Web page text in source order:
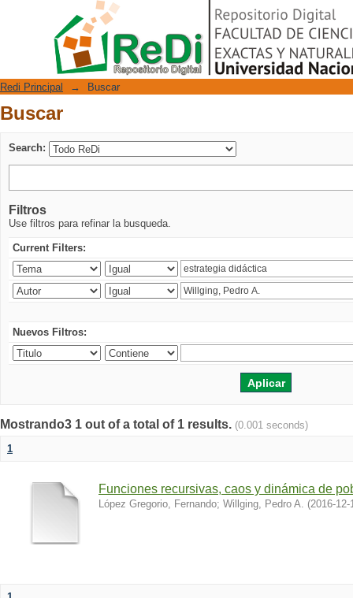
Repositorio Digital
Redi Principal → Buscar
Buscar
Search:
Filtros
Use filtros para refinar la busqueda.
Current Filters:
Nuevos Filtros:
Mostrando3 1 out of a total of 1 results. (0.001 seconds)
1
Funciones recursivas, caos y dinámica de
López Gregorio, Fernando; Willging, Pedro A. (2016-12-